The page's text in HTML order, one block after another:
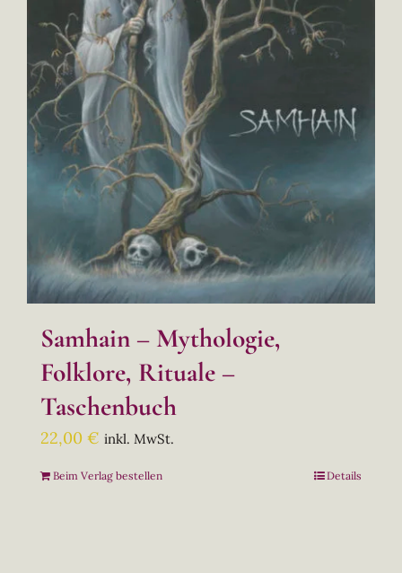
Samhain – Mythologie,
Folklore, Rituale –
Taschenbuch
22,00 € inkl. MwSt.
Beim Verlag bestellen Details